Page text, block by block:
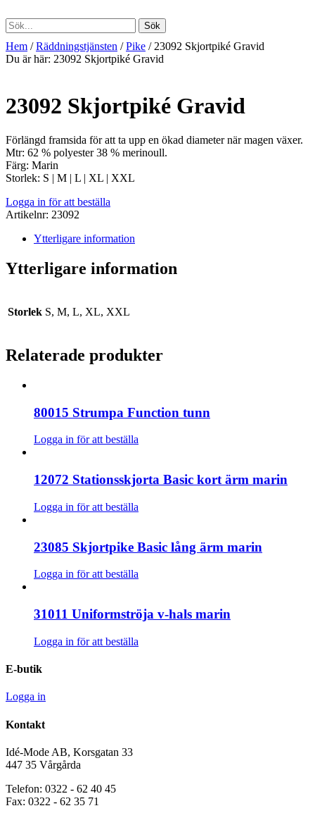
Hem /Räddningstjänsten /Pike / 23092 Skjortpiké Gravid
Du är här: 23092 Skjortpiké Gravid
23092 Skjortpiké Gravid
Förlängd framsida för att ta upp en ökad diameter när magen växer.
Mtr: 62 % polyester 38 % merinoull.
Färg: Marin
Storlek: S | M | L | XL | XXL
Logga in för att beställa
Artikelnr: 23092
Ytterligare information
Ytterligare information
Storlek S, M, L, XL, XXL
Relaterade produkter
80015 Strumpa Function tunn
Logga in för att beställa
12072 Stationsskjorta Basic kort ärm marin
Logga in för att beställa
23085 Skjortpike Basic lång ärm marin
Logga in för att beställa
31011 Uniformströja v-hals marin
Logga in för att beställa
E-butik
Logga in
Kontakt
Idé-Mode AB, Korsgatan 33
447 35 Vårgårda
Telefon: 0322 - 62 40 45
Fax: 0322 - 62 35 71